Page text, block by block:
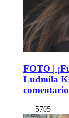
FOTO |
Ludmila
5705